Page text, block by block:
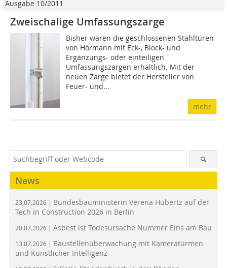
Ausgabe 10/2011
Zweischalige Umfassungszarge
Bisher waren die geschlossenen Stahltüren
von Hörmann mit Eck-, Block- und
Ergänzungs- oder einteiligen
Umfassungszargen erhältlich. Mit der
neuen Zarge bietet der Hersteller von
Feuer- und...
mehr
News
23.07.2026 | Bundesbauministerin Verena Hubertz auf der
Tech in Construction 2026 in Berlin
20.07.2026 | Asbest ist Todesursache Nummer Eins am Bau
13.07.2026 | Baustellenüberwachung mit Kameratürmen
und Künstlicher Intelligenz